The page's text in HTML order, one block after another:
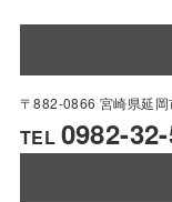
〒882-0866 宮崎県延
TEL 0982-